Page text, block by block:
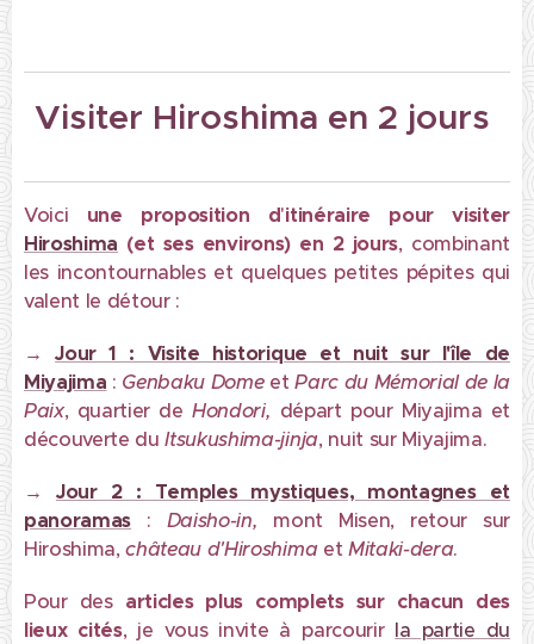
Visiter Hiroshima en 2 jours
Voici une proposition d'itinéraire
pour visiter
Hiroshima (et ses environs) en 2 jours, combinant
les incontournables et quelques petites pépites qui
valent le détour :
→
Jour 1 : Visite historique et nuit sur l'île de
Miyajima : Genbaku DomeetParc du Mémorial de la
Paix, quartier de Hondori, départ pour Miyajima et
découverte duItsukushima-jinja, nuit sur Miyajima.
→
Jour 2 : Temples mystiques, montagnes et
panoramas
: Daisho-in, mont Misen, retour sur
Hiroshima,château d'Hiroshimaet Mitaki-dera.
Pour des articles plus complets sur chacun des
lieux cités, je vous invite à parcourir la partie du